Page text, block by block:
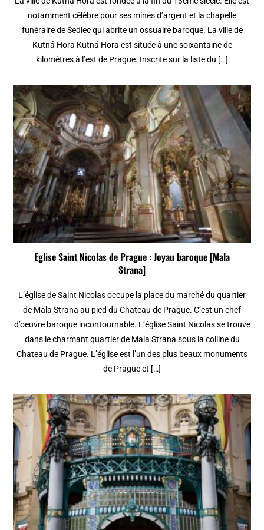
notamment célèbre pour ses mines d’argent et la chapelle
funéraire de Sedlec qui abrite un ossuaire baroque. La ville de
Kutná Hora Kutná Hora est située à une soixantaine de
kilomètres à l’est de Prague. Inscrite sur la liste du […]
Eglise Saint Nicolas de Prague : Joyau baroque [Mala
Strana]
L’église de Saint Nicolas occupe la place du marché du quartier
de Mala Strana au pied du Chateau de Prague. C’est un chef
d’oeuvre baroque incontournable. L’église Saint Nicolas se trouve
dans le charmant quartier de Mala Strana sous la colline du
Chateau de Prague. L’église est l’un des plus beaux monuments
de Prague et […]